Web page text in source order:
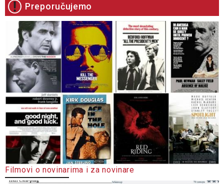
Preporučujemo
Filmovi o novinarima i za novinare